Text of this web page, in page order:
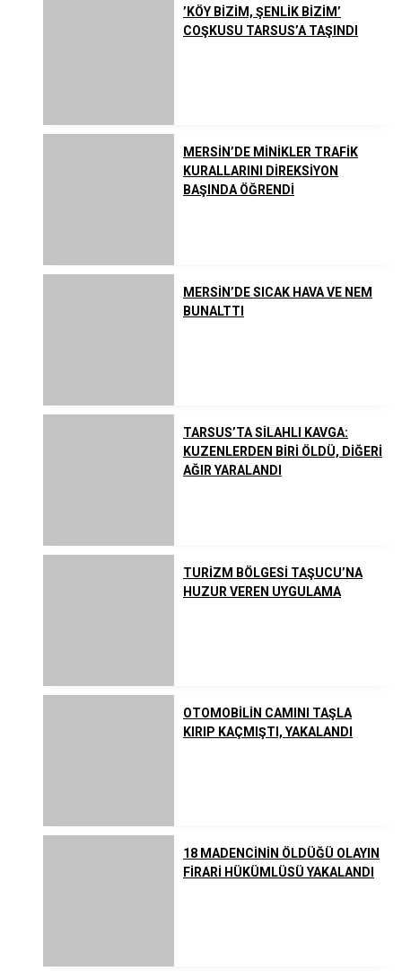
’KÖY BİZİM, ŞENLİK BİZİM’
COŞKUSU TARSUS’A TAŞINDI
MERSİN’DE MİNİKLER TRAFİK
KURALLARINI DİREKSİYON
BAŞINDA ÖĞRENDİ
MERSİN’DE SICAK HAVA VE NEM
BUNALTTI
TARSUS’TA SİLAHLI KAVGA:
KUZENLERDEN BİRİ ÖLDÜ, DİĞERİ
AĞIR YARALANDI
TURİZM BÖLGESİ TAŞUCU’NA
HUZUR VEREN UYGULAMA
OTOMOBİLİN CAMINI TAŞLA
KIRIP KAÇMIŞTI, YAKALANDI
18 MADENCİNİN ÖLDÜĞÜ OLAYIN
FİRARİ HÜKÜMLÜSÜ YAKALANDI